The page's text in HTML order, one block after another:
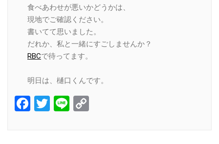
食べあわせが悪いかどうかは、
現地でご確認ください。
書いてて思いました。
だれか、私と一緒にすごしませんか？
RBCで待ってます。
明日は、樋口くんです。
Facebook
Twitter
Line